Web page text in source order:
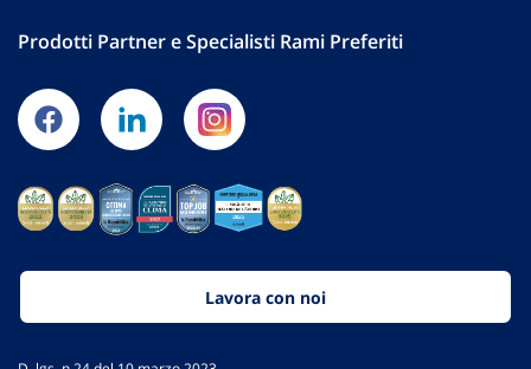
Prodotti Partner e Specialisti Rami Preferiti
Lavora con noi